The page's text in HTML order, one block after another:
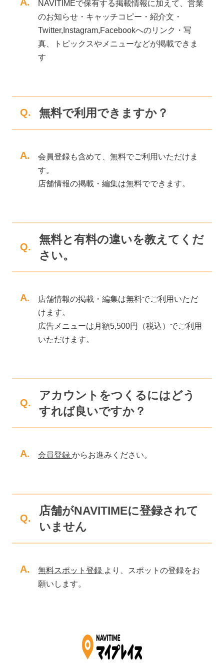
NAVITIMEで保有する掲載情報に加えて、営業
のお知らせ・キャッチコピー・紹介文・
Twitter,Instagram,Facebookへのリンク・写
真、トピックスやメニューなどが掲載できま
す
Q. 無料で利用できますか？
A.
会員登録も含めて、無料でご利用いただけま
す。
店舗情報の掲載・編集は無料でできます。
Q.
無料と有料の違いを教えてくだ
さい。
A.
店舗情報の掲載・編集は無料でご利用いただ
けます。
広告メニューは月額5,500円（税込）でご利用
いただけます。
Q.
アカウントをつくるにはどう
すれば良いですか？
A. 会員登録 からお進みください。
Q.
店舗がNAVITIMEに登録されて
いません
A. 無料スポット登録 より、スポットの登録をお
願いします。